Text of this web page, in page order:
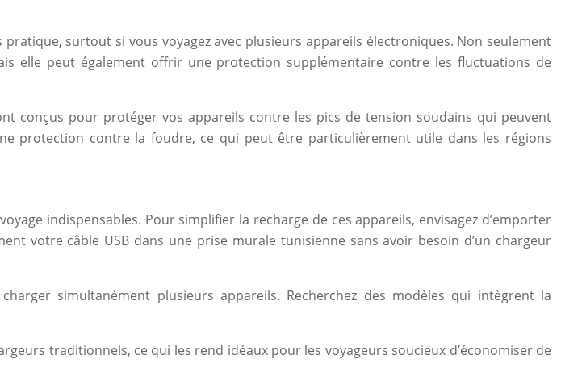
surtout si vous voyagez avec plusieurs appareils électroniques. Non seulement
elle peut également offrir une protection supplémentaire contre les fluctuations de
conçus pour protéger vos appareils contre les pics de tension soudains qui peuvent
protection contre la foudre, ce qui peut être particulièrement utile dans les régions
indispensables. Pour simplifier la recharge de ces appareils, envisagez d’emporter
votre câble USB dans une prise murale tunisienne sans avoir besoin d’un chargeur
simultanément plusieurs appareils. Recherchez des modèles qui intègrent la
traditionnels, ce qui les rend idéaux pour les voyageurs soucieux d’économiser de